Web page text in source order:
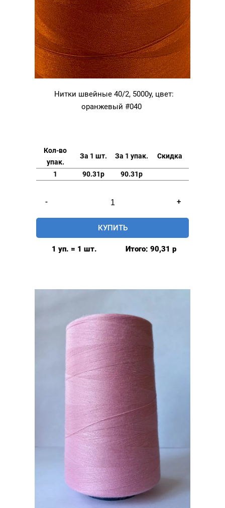
Нитки швейные 40/2, 5000у, цвет:
оранжевый #040
Кол-во
упак.
За 1 шт. За 1 упак. Скидка
1 90.31р 90.31р
-
товара
Нитки
швейные
+
КУПИТЬ
1 уп. = 1 шт. Итого: 90,31 р